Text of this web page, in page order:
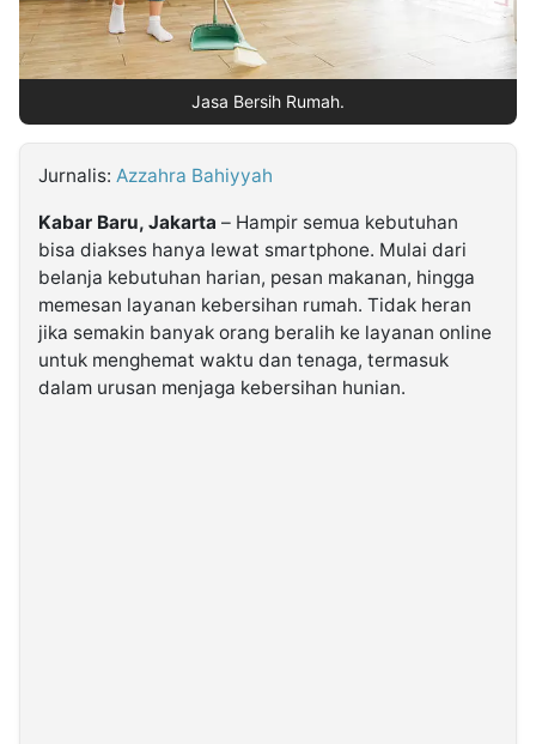
Follow
Kabarbaru
Kabarbaru.co
2026
Jasa Bersih Rumah.
Jurnalis: Azzahra Bahiyyah
Kabar Baru, Jakarta – Hampir semua kebutuhan
bisa diakses hanya lewat smartphone. Mulai dari
belanja kebutuhan harian, pesan makanan, hingga
memesan layanan kebersihan rumah. Tidak heran
jika semakin banyak orang beralih ke layanan online
untuk menghemat waktu dan tenaga, termasuk
dalam urusan menjaga kebersihan hunian.